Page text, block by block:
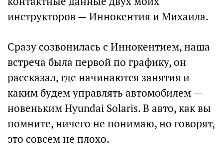
инструкторов — Иннокентия и Михаила.
Сразу созвонилась с Иннокентием, наша
встреча была первой по графику, он
рассказал, где начинаются занятия и
каким будем управлять автомобилем —
новеньким Hyundai Solaris. В авто, как вы
помните, ничего не понимаю, но говорят,
это совсем не плохо.